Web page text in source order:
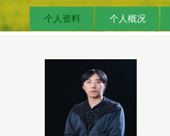
个人资料 个人概况